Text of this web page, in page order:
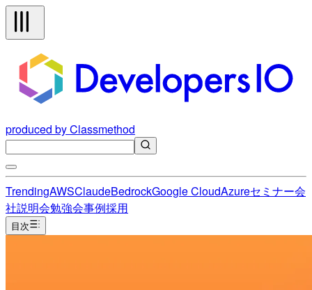
produced by Classmethod
TrendingAWSClaudeBedrockGoogle CloudAzureセミナー会
社説明会勉強会事例採用
目次